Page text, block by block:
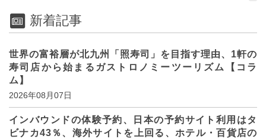
新着記事
世界の富裕層が北九州「照寿司」を目指す理由、1軒の
寿司店から始まるガストロノミーツーリズム【コラ
ム】
2026年08月07日
インバウンドの体験予約、日本の予約サイト利用はタ
ビナカ43％、海外サイトを上回る、ホテル・百貨店の